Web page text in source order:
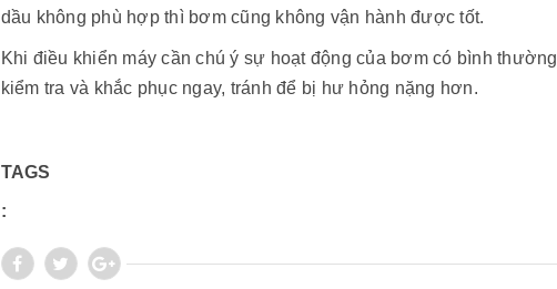
dầu không phù hợp thì bơm cũng không vận hành được tốt.
Khi điều khiển máy cần chú ý sự hoạt động của bơm có bình
kiểm tra và khắc phục ngay, tránh để bị hư hỏng nặng hơn.
TAGS
: